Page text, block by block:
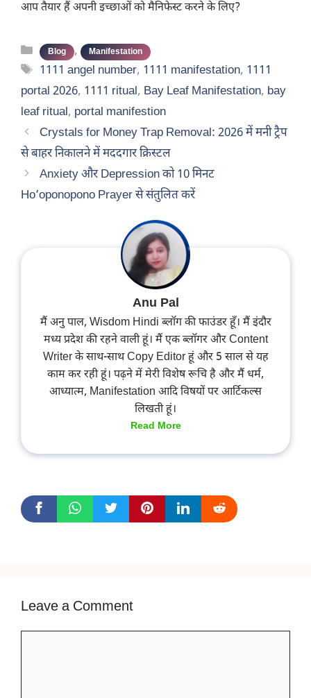
आप तैयार हैं अपनी इच्छाओं को मैनिफेस्ट करने के लिए?
Categories
Blog , Manifestation
Tags
1111 angel number, 1111 manifestation, 1111
portal 2026, 1111 ritual, Bay Leaf Manifestation, bay
leaf ritual, portal manifestion
Crystals for Money Trap Removal: 2026 में मनी ट्रैप
से बाहर निकालने में मददगार क्रिस्टल
Anxiety और Depression को 10 मिनट
Ho’oponopono Prayer से संतुलित करें
Anu Pal
मैं अनु पाल, Wisdom Hindi ब्लॉग की फाउंडर हूँ। मैं इंदौर
मध्य प्रदेश की रहने वाली हूं। मैं एक ब्लॉगर और Content
Writer के साथ-साथ Copy Editor हूं और 5 साल से यह
काम कर रही हूं। पढ़ने में मेरी विशेष रूचि है और मैं धर्म,
आध्यात्म, Manifestation आदि विषयों पर आर्टिकल्स
लिखती हूं।
Read More
Leave a Comment